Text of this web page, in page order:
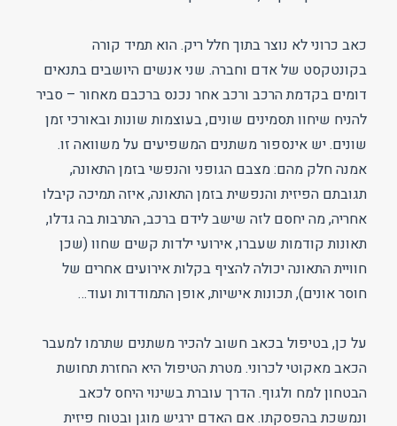
כאב כרוני לא נוצר בתוך חלל ריק. הוא תמיד קורה
בקונטקסט של אדם וחברה. שני אנשים היושבים בתנאים
דומים בקדמת הרכב ורכב אחר נכנס ברכבם מאחור – סביר
להניח שיחוו תסמינים שונים, בעוצמות שונות ובאורכי זמן
שונים. יש אינספור משתנים המשפיעים על משוואה זו.
אמנה חלק מהם: מצבם הגופני והנפשי בזמן התאונה,
תגובתם הפיזית והנפשית בזמן התאונה, איזה תמיכה קיבלו
אחריה, מה יחסם לזה שישב לידם ברכב, התרבות בה גדלו,
תאונות קודמות שעברו, אירועי ילדות קשים שחוו (שכן
חוויית התאונה יכולה להציף בקלות אירועים אחרים של
חוסר אונים), תכונות אישיות, אופן התמודדות ועוד…
על כן, בטיפול בכאב חשוב להכיר משתנים שתרמו למעבר
הכאב מאקוטי לכרוני. מטרת הטיפול היא החזרת תחושת
הבטחון למח ולגוף. הדרך עוברת בשינוי היחס לכאב
ונמשכת בהפסקתו. אם האדם ירגיש מוגן ובטוח פיזית